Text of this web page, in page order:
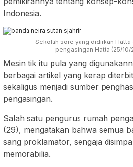
Indonesia.
Sekolah sore yang didirkan Hatta
pengasingan Hatta (25/10/
Mesin tik itu pula yang
berbagai artikel yang kerap
sekaligus menjadi sumber
pengasingan.
Salah satu pengurus rumah
(29), mengatakan bahwa semua
sang proklamator, sengaja
memorabilia.